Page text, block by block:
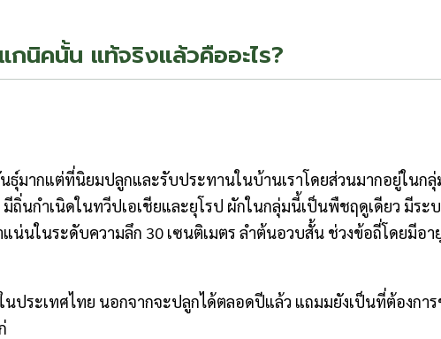
นิคนั้น แท้จริงแล้วคืออะไร?
มากแต่ที่นิยมปลูกและรับประทานในบ้านเราโดยส่วนมากอยู่ในก
ถิ่นกำเนิดในทวีปเอเชียและยุโรป ผักในกลุ่มนี้เป็นพืชฤดูเดียว มีระ
น่นในระดับความลึก 30 เซนติเมตร ลำต้นอวบสั้น ช่วงข้อถี่โดยมีอา
ระเทศไทย นอกจากจะปลูกได้ตลอดปีแล้ว แถมมยังเป็นที่ต้องกา